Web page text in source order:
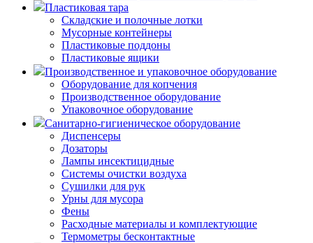
Пластиковая тара
Складские и полочные лотки
Мусорные контейнеры
Пластиковые поддоны
Пластиковые ящики
Производственное и упаковочное оборудование
Оборудование для копчения
Производственное оборудование
Упаковочное оборудование
Санитарно-гигиеническое оборудование
Диспенсеры
Дозаторы
Лампы инсектицидные
Системы очистки воздуха
Сушилки для рук
Урны для мусора
Фены
Расходные материалы и комплектующие
Термометры бесконтактные